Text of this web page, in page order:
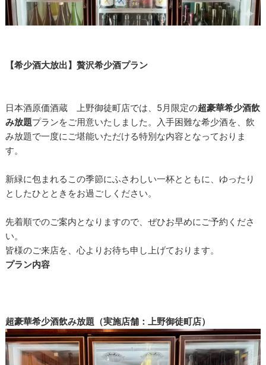
【希少酒大放出】贅沢希少酒プラン
日本酒原価酒蔵 上野御徒町店では、5月限定の超豪華希少酒飲
み放題プランをご用意いたしました。入手困難な希少酒を、飲
み放題で一度にご堪能いただける特別な内容となっておりま
す。
新緑に包まれるこの季節にふさわしい一杯とともに、ゆったり
としたひとときをお過ごしください。
先着順でのご案内となりますので、ぜひお早めにご予約くださ
い。
皆様のご来店を、心よりお待ち申し上げております。
プラン内容
超豪華希少酒飲み放題（実施店舗：上野御徒町店）